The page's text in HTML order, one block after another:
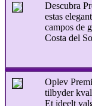
Descubra
estas
campos de
Costa del
Oplev
tilbyder
Et ideelt